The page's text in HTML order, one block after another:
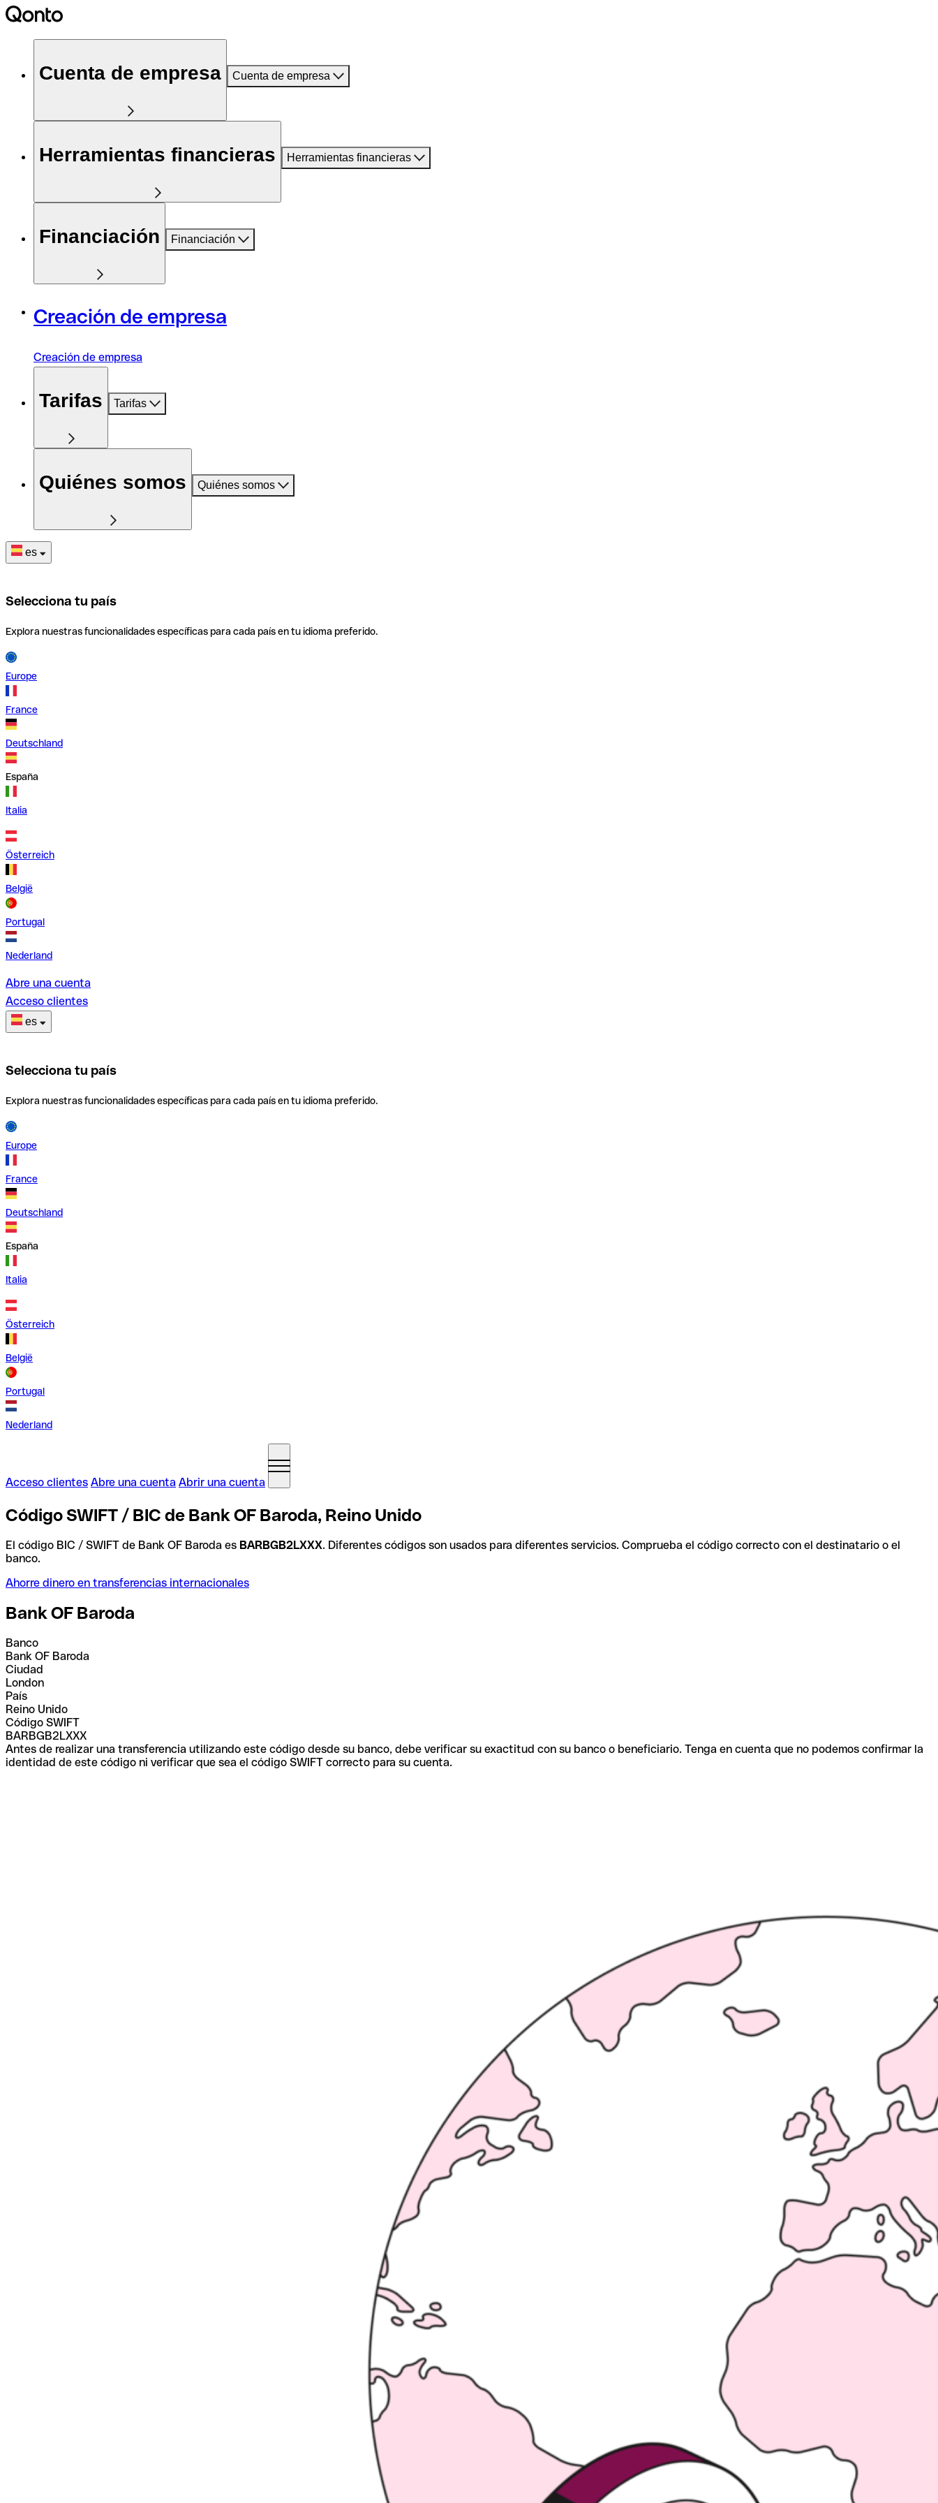
Cuenta de empresa Cuenta de empresa
Herramientas financieras Herramientas financieras
Financiación Financiación
Creación de empresa
Creación de empresa
Tarifas Tarifas
Quiénes somos Quiénes somos
es
Selecciona tu país
Explora nuestras funcionalidades específicas para cada país en tu idioma preferido.
Europe
France
Deutschland
España
Italia
Österreich
België
Portugal
Nederland
Abre una cuenta
Acceso clientes
es
Selecciona tu país
Explora nuestras funcionalidades específicas para cada país en tu idioma preferido.
Europe
France
Deutschland
España
Italia
Österreich
België
Portugal
Nederland
Acceso clientes Abre una cuenta Abrir una cuenta
Código SWIFT / BIC de Bank OF Baroda, Reino Unido
El código BIC / SWIFT de Bank OF Baroda es BARBGB2LXXX. Diferentes códigos son usados para diferentes servicios. Comprueba el código correcto con el destinatario o el
banco.
Ahorre dinero en transferencias internacionales
Bank OF Baroda
Banco
Bank OF Baroda
Ciudad
London
País
Reino Unido
Código SWIFT
BARBGB2LXXX
Antes de realizar una transferencia utilizando este código desde su banco, debe verificar su exactitud con su banco o beneficiario. Tenga en cuenta que no podemos confirmar la
identidad de este código ni verificar que sea el código SWIFT correcto para su cuenta.